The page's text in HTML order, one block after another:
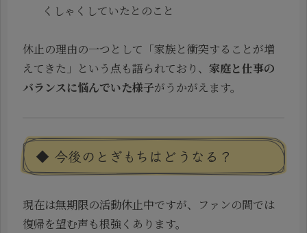
くしゃくしていたとのこと
休止の理由の一つとして「家族と衝突することが増
えてきた」という点も語られており、 家庭と仕事の
バランスに悩んでいた様子がうかがえます。
◆ 今後のとぎもちはどうなる？
現在は無期限の活動休止中ですが、ファンの間では
復帰を望む声も根強くあります。